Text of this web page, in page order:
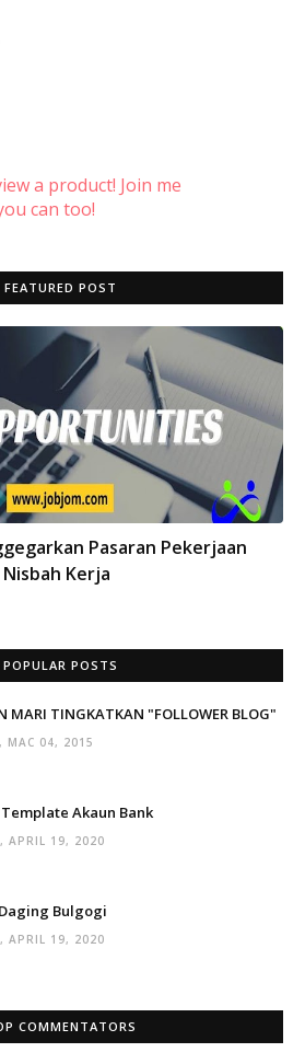
a product! Join me
can too!
FEATURED POST
Pasaran Pekerjaan
Kerja
POPULAR POSTS
MARI TINGKATKAN "FOLLOWER BLOG"
MAC 04, 2015
Akaun Bank
APRIL 19, 2020
Bulgogi
APRIL 19, 2020
COMMENTATORS